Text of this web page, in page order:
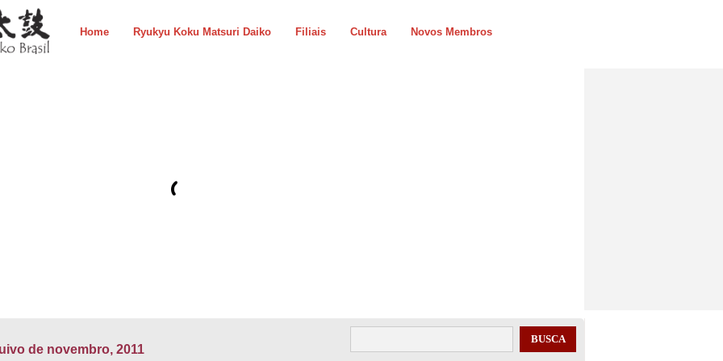
Home Ryukyu Koku Matsuri Daiko Filiais Cultura Novos Membros
de novembro, 2011